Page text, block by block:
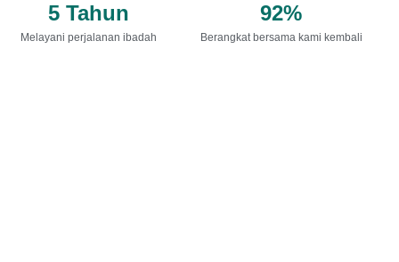
Melayani perjalanan ibadah
5 Tahun
Berangkat bersama kami kembali
92%